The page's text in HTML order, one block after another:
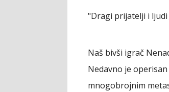
"Dragi prijatelji i
Naš bivši igrač
Nedavno je
mnogobrojnim